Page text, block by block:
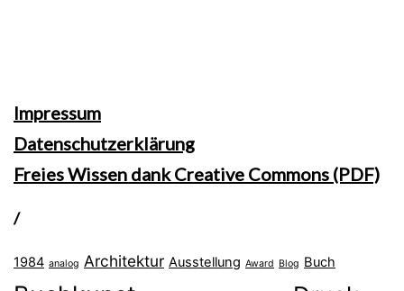
Impressum
Datenschutzerklärung
Freies Wissen dank Creative Commons (PDF)
/
1984 analog Architektur Ausstellung Award Blog Buch